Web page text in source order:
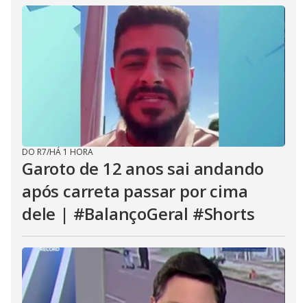
DO R7/HÁ 1 HORA
Garoto de 12 anos sai andando
após carreta passar por cima
dele | #BalançoGeral #Shorts